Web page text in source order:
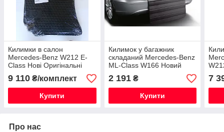
Килимки в салон
Mercedes-Benz W212 E-
Class Нові Оригінальні
9 110 ₴/комплект
Купити
Килимок у багажник
складаний Mercedes-Benz
ML-Class W166 Новий
Оригінальний
2 191₴
Купити
7
Про нас